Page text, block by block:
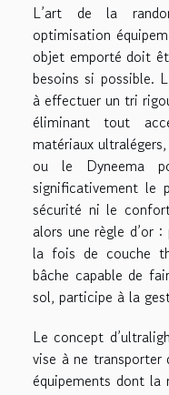
L’art de la
optimisation
objet emporté doit
besoins si possible.
à effectuer un tri
éliminant tout
matériaux
ou le Dyneema
significativement le
sécurité ni le
alors une règle d’or
la fois de couche
bâche capable de
sol, participe à la
Le concept
vise à ne transporter
équipements dont la